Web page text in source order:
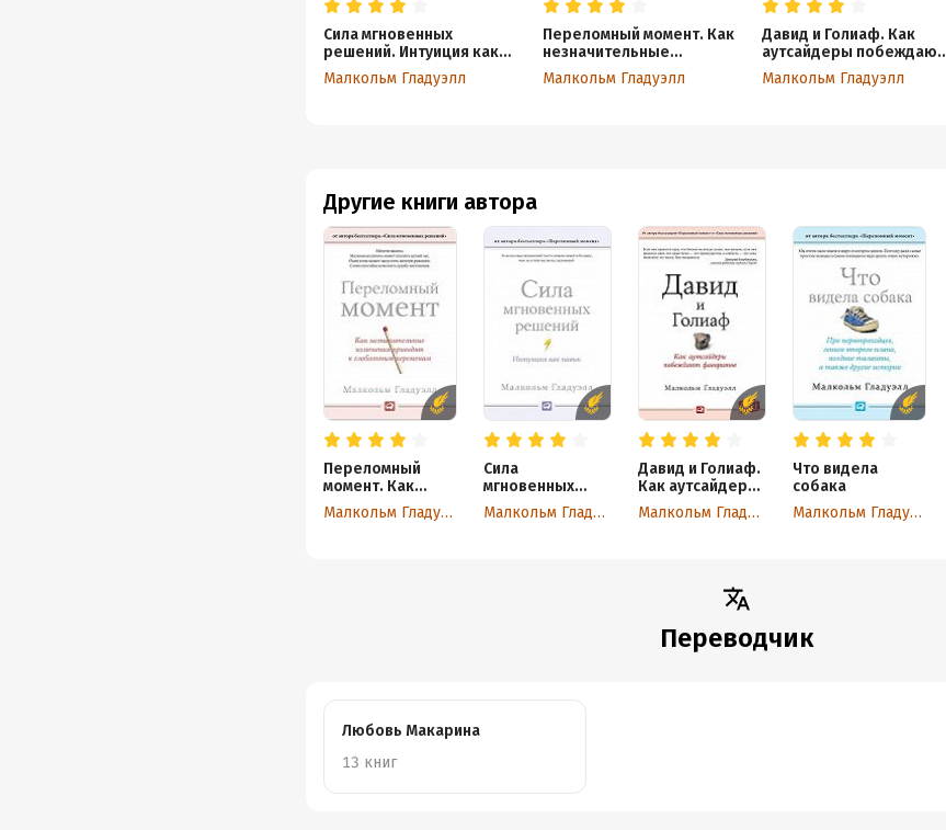
Другие книги автора
Переломный
момент. Как
незначительные
изменения
Малкольм Гладуэлл
Сила
мгновенных
решений:
Интуиция как Малкольм Гладуэлл
Давид и Голиаф.
Как аутсайдеры
побеждают
фаворитов
Малкольм Гладуэлл
Что видела
собака
Малкольм Гладуэлл
Сила мгновенных
решений. Интуиция как
навык
Малкольм Гладуэлл
Переломный момент. Как
незначительные
изменения приводят к
глобальным переменам
Малкольм Гладуэлл
Давид и Голиаф. Как
аутсайдеры побеждают
фаворитов
Малкольм Гладуэлл
Переводчик
Любовь Макарина
13 книг